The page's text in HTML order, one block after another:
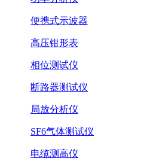
便携式示波器
高压钳形表
相位测试仪
断路器测试仪
局放分析仪
SF6气体测试仪
电缆测高仪